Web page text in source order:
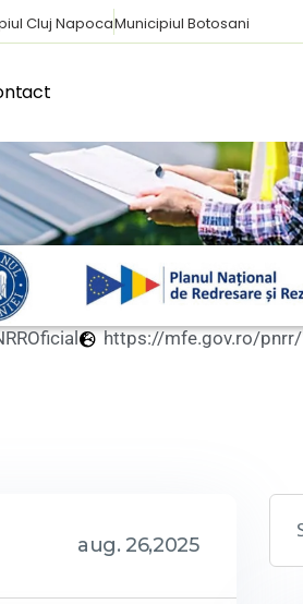
Cluj NapocaMunicipiul Botosani
https://mfe.gov.ro/pnrr/
aug. 26,2025